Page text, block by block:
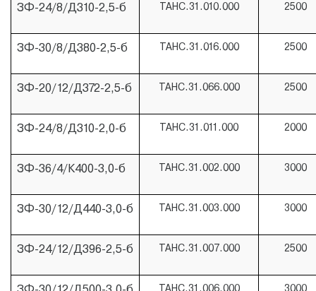
ЗФ-24/8/Д310-2,5-б ТАНС.31.010.000 2500
ЗФ-30/8/Д380-2,5-б ТАНС.31.016.000 2500
ЗФ-20/12/Д372-2,5-б ТАНС.31.066.000 2500
ЗФ-24/8/Д310-2,0-б ТАНС.31.011.000 2000
ЗФ-36/4/К400-3,0-б ТАНС.31.002.000 3000
ЗФ-30/12/Д440-3,0-б ТАНС.31.003.000 3000
ЗФ-24/12/Д396-2,5-б ТАНС.31.007.000 2500
ТАНС.31.006.000 3000